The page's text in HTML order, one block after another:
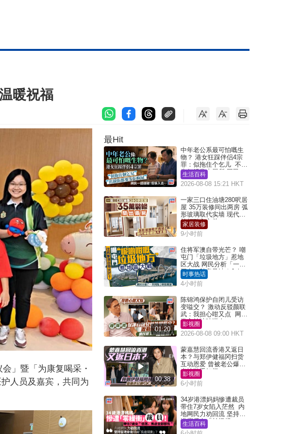
暖祝福
」暨「为康复喝采・
人员及嘉宾，共同为
最Hit
中年老公系最可怕嘅生
物？ 港女狂踩伴侣4宗
罪：似拖住个乞儿 不解
为何经常去厕所 网民一
语道破
生活百科
2026-08-08 15:21 HKT
一家三口住油塘280呎居
屋 35万装修间出两房 弧
形玻璃取代实墙 现代神
枱柜融入玄关
家居装修
9小时前
住将军澳自带光芒？ 嘲
屯门「垃圾地方」惹地
区大战 网民分析「一共
同点」秒息风波｜Juicy
叮
时事热话
4小时前
01:20
陈锦鸿保护自闭儿受访
变嗌交？ 激动反驳颜联
武：我担心咁又点 网民
批主持咄咄逼人
影视圈
2026-08-08 09:00 HKT
00:38
蒙嘉慧回流香港又返日
本？与郑伊健福冈扫货
互动恩爱 曾被老公爆在
当地游手好闲
影视圈
6小时前
34岁港漂妈妈惨遭裁员
带住7岁女陷入茫然 内
地网民力劝回流 坚持留
港背后有「长远规
划」？
生活百科